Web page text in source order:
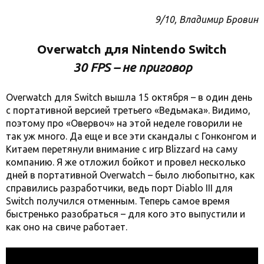
9/10, Владимир Бровин
Overwatch для Nintendo Switch
30 FPS – не приговор
Overwatch для Switch вышла 15 октября – в один день
с портативной версией третьего «Ведьмака». Видимо,
поэтому про «Овервоч» на этой неделе говорили не
так уж много. Да еще и все эти скандалы с Гонконгом и
Китаем перетянули внимание с игр Blizzard на саму
компанию. Я же отложил бойкот и провел несколько
дней в портативной Overwatch – было любопытно, как
справились разработчики, ведь порт Diablo III для
Switch получился отменным. Теперь самое время
быстренько разобраться – для кого это выпустили и
как оно на свиче работает.